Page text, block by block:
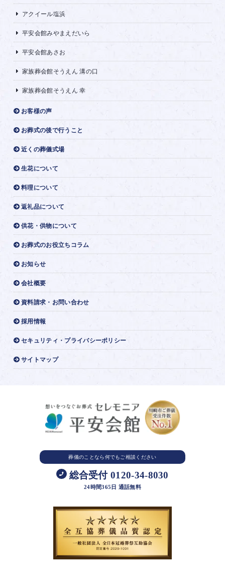
アクイール塩浜
平安会館みやまえだいら
平安会館あさお
家族葬会館そうえん 溝の口
家族葬会館そうえん 幸
お客様の声
お葬式の後で行うこと
近くの葬儀式場
生花について
料理について
返礼品について
供花・供物について
お葬式のお役立ちコラム
お知らせ
会社概要
資料請求・お問い合わせ
採用情報
セキュリティ・プライバシーポリシー
サイトマップ
葬儀のことなら何でもご相談ください
総合受付 0120-34-8030
24時間365日 通話無料